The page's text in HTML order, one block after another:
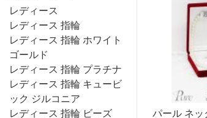
レディース
レディース 指輪
レディース 指輪 ホワイト
ゴールド
レディース 指輪 プラチナ
レディース 指輪 キュービ
ック ジルコニア
レディース 指輪 ビーズ
パール ネッ